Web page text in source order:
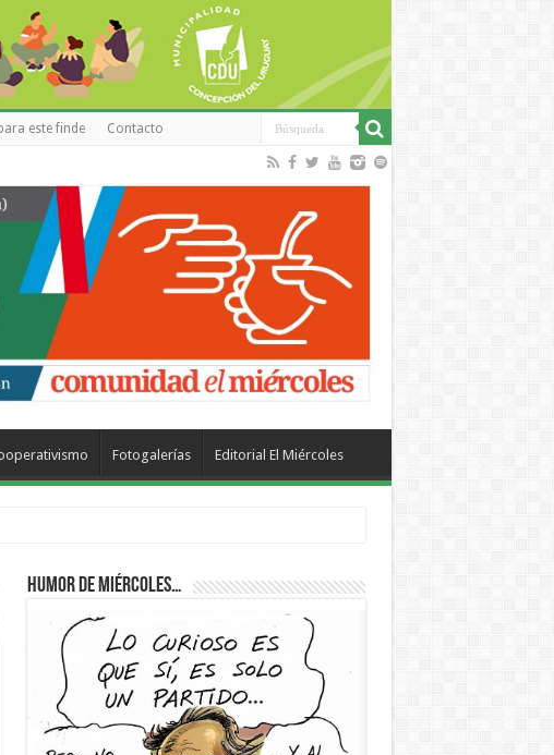
este finde Contacto
Fotogalerías Editorial El Miércoles
Humor de Miércoles…